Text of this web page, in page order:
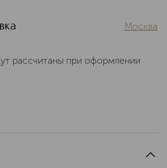
Москва
рассчитаны при оформлении